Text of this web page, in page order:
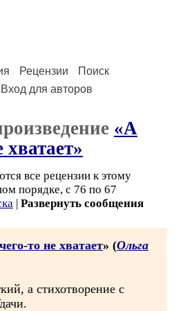
Рецензии
Поиск
Вход для авторов
«А
хватает»
все рецензии к этому
порядке, с 76 по 67
| Развернуть сообщения
то не хватает» (Ольга
а стихотворение с